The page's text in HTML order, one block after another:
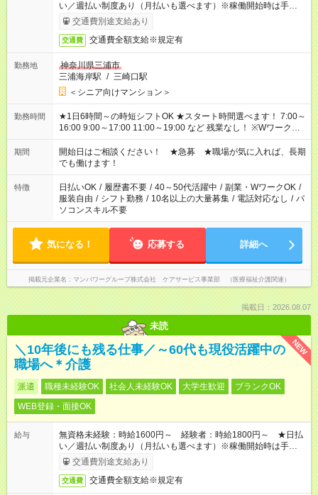
い／週払い制度あり（月払いも選べます）※稼働開始時は手続き
完了次第のお支払いとなります。
交通費別途支給あり
交通費 交通費全額支給※規定有
勤務地
神奈川県三浦市
三浦海岸駅 / 三崎口駅
＜シニア向けマンション＞
勤務時間
★1日6時間～の時短シフトOK ★スタート時間選べます！ 7:00～
16:00 9:00～17:00 11:00～19:00 など 残業なし！ ※Wワークの
場合、他のお仕事と合わせ週40時間超の就業はご案内できませ
ん ※法令に基づき、週20時間以上勤務は社会保険への加入対象
となります ※労働者派遣法（日雇い派遣の原則禁止）により、
短時間・短期間の就業はご案内が難しい場合があります
期間
開始日はご相談ください！ ★急募 ★職場が気に入れば、長期
でも働けます！
特徴 日払いOK / 履歴書不要 / 40～50代活躍中 / 副業・WワークOK /
服装自由 / シフト勤務 / 10名以上の大量募集 / 電話対応なし / パ
ソコンスキル不要
気になる！ 応募する 詳細へ
掲載元企業名 マンパワーグループ株式会社 ケアサービス事業部 （医療福祉介護関連）
掲載日：2026.08.07
未読
NEW
＼10年後にも残る仕事／～60代も現役活躍中の
職場へ＊介護
派遣 職種未経験OK 社会人未経験OK 大学生歓迎
ブランクOK
WEB登録・面接OK
給与
無資格未経験：時給1600円～ 経験者：時給1800円～ ★日払
い／週払い制度あり（月払いも選べます）※稼働開始時は手続き
完了次第のお支払いとなります。
交通費別途支給あり
交通費 交通費全額支給※規定有